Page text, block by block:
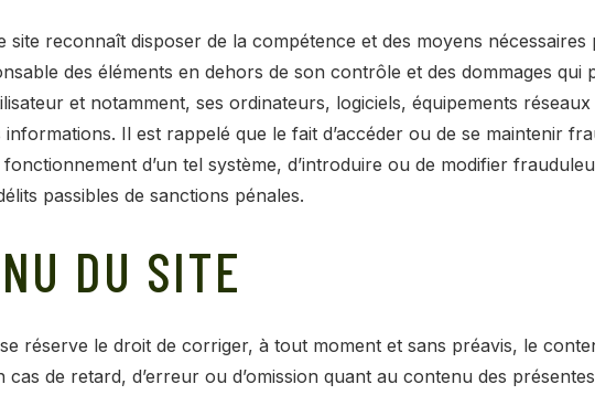
site reconnaît disposer de la compétence et des moyens
des éléments en dehors de son contrôle et des dommages
et notamment, ses ordinateurs, logiciels, équipements
Il est rappelé que le fait d’accéder ou de se maintenir
d’un tel système, d’introduire ou de modifier
passibles de sanctions pénales.
DU SITE
réserve le droit de corriger, à tout moment et sans préavis, le
cas de retard, d’erreur ou d’omission quant au contenu des